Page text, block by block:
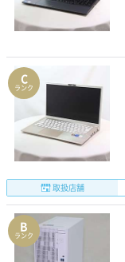
C
ランク
取扱店舗
B
ランク